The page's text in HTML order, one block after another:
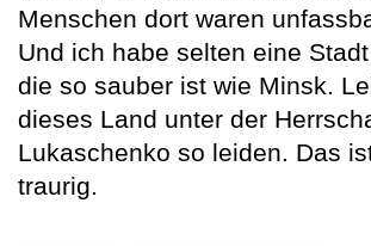
Menschen dort waren
Und ich habe selten eine Stadt
die so sauber ist wie Minsk.
dieses Land unter der
Lukaschenko so leiden. Das
traurig.